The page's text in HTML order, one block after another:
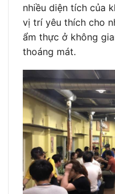
nhiều diện tích của
vị trí yêu thích cho
ẩm thực ở không
thoáng mát.